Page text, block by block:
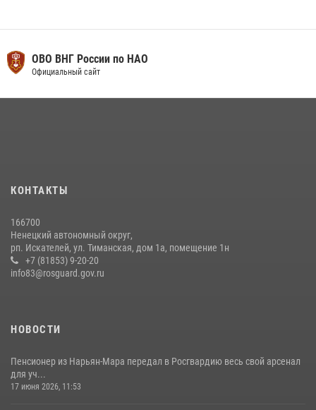
ОВО ВНГ России по НАО
Официальный сайт
КОНТАКТЫ
166700
Ненецкий автономный округ,
рп. Искателей, ул. Тиманская, дом 1а, помещение 1н
+7 (81853) 9-20-20
info83@rosguard.gov.ru
НОВОСТИ
Пенсионер из Нарьян-Мара передал в Росгвардию весь свой арсенал
для уч...
17 июня 2026, 11:53